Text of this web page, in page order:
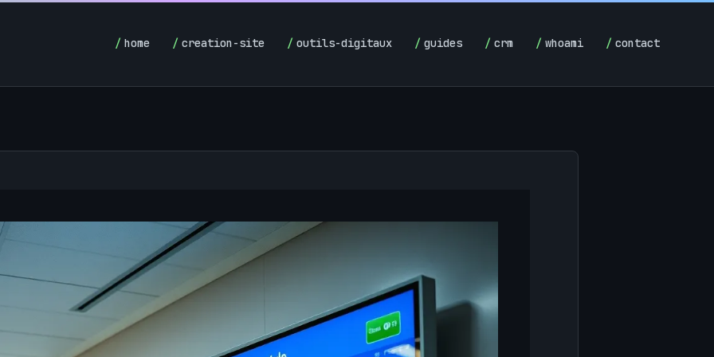
home creation-site outils-digitaux guides crm whoami contact